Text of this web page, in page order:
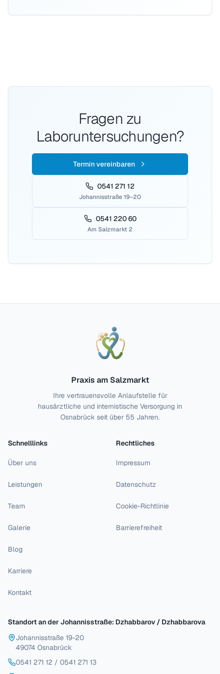
Fragen zu
Laboruntersuchungen?
Termin vereinbaren
0541 271 12
Johannisstraße 19–20
0541 220 60
Am Salzmarkt 2
Praxis am Salzmarkt
Ihre vertrauensvolle Anlaufstelle für
hausärztliche und internistische Versorgung in
Osnabrück seit über 55 Jahren.
Schnelllinks
Über uns
Leistungen
Team
Galerie
Blog
Karriere
Kontakt
Rechtliches
Impressum
Datenschutz
Cookie-Richtlinie
Barrierefreiheit
Standort an der Johannisstraße: Dzhabbarov / Dzhabbarova
Johannisstraße 19-20
49074 Osnabrück
0541 271 12 / 0541 271 13